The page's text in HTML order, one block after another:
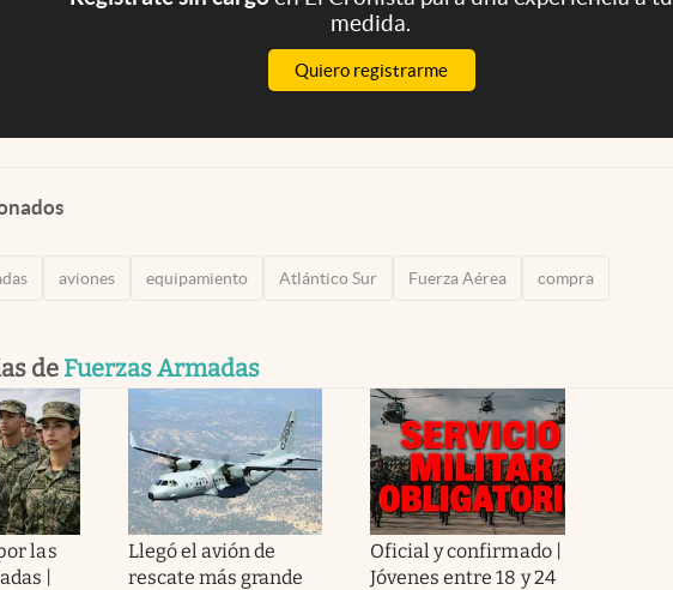
medida.
Quiero registrarme
aviones equipamiento Atlántico Sur Fuerza Aérea compra
de Fuerzas Armadas
las
|
Llegó el avión de
rescate más grande
Oficial y confirmado |
Jóvenes entre 18 y 24